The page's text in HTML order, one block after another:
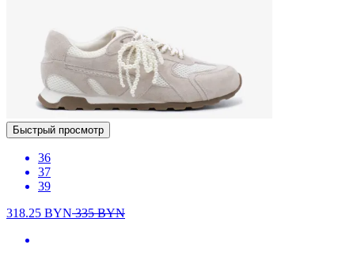
Быстрый просмотр
36
37
39
318.25 BYN335BYN